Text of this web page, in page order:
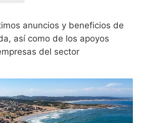
anuncios y beneficios de
así como de los apoyos
del sector